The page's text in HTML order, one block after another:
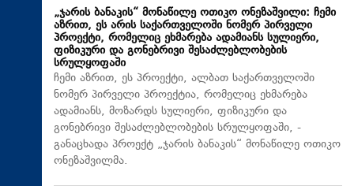
„ჯარის ბანაკის“ მონაწილე ოთიკო ონეზაშვილი: ჩემი
აზრით, ეს არის საქართველოში ნომერ პირველი
პროექტი, რომელიც ეხმარება ადამიანს სულიერი,
ფიზიკური და გონებრივი შესაძლებლობების
სრულყოფაში
ჩემი აზრით, ეს პროექტი, ალბათ საქართველოში
ნომერ პირველი პროექტია, რომელიც ეხმარება
ადამიანს, მოზარდს სულიერი, ფიზიკური და
გონებრივი შესაძლებლობების სრულყოფაში, -
განაცხადა პროექტ „ჯარის ბანაკის“ მონაწილე ოთიკო
ონეზაშვილმა.